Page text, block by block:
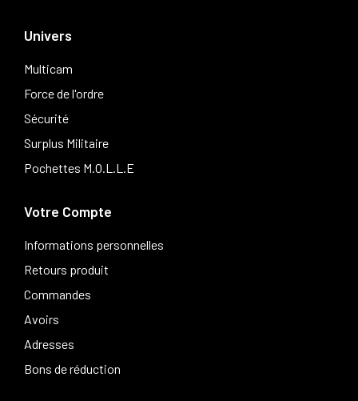
Univers
Multicam
Force de l'ordre
Sécurité
Surplus Militaire
Pochettes M.O.L.L.E
Votre Compte
Informations personnelles
Retours produit
Commandes
Avoirs
Adresses
Bons de réduction